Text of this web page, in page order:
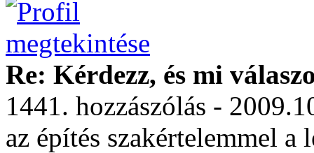
Re: Kérdezz, és mi
1441. hozzászólás -
az építés szakértelemmel a